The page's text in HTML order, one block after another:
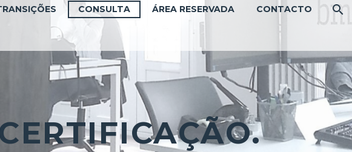
CONSULTA ÁREA RESERVADA CONTACTO